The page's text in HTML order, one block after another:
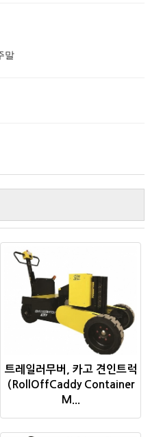
말
트레일러무버, 카고 견인트럭
(RollOffCaddy Container
M...